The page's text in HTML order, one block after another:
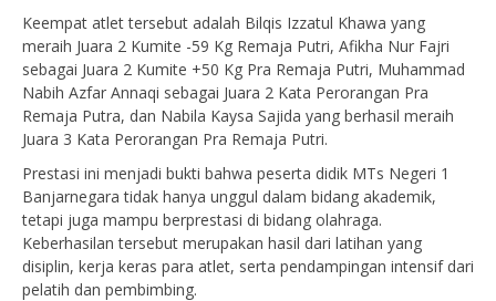
Keempat atlet tersebut adalah Bilqis Izzatul Khawa yang
meraih Juara 2 Kumite -59 Kg Remaja Putri, Afikha Nur Fajri
sebagai Juara 2 Kumite +50 Kg Pra Remaja Putri, Muhammad
Nabih Azfar Annaqi sebagai Juara 2 Kata Perorangan Pra
Remaja Putra, dan Nabila Kaysa Sajida yang berhasil meraih
Juara 3 Kata Perorangan Pra Remaja Putri.
Prestasi ini menjadi bukti bahwa peserta didik MTs Negeri 1
Banjarnegara tidak hanya unggul dalam bidang akademik,
tetapi juga mampu berprestasi di bidang olahraga.
Keberhasilan tersebut merupakan hasil dari latihan yang
disiplin, kerja keras para atlet, serta pendampingan intensif dari
pelatih dan pembimbing.